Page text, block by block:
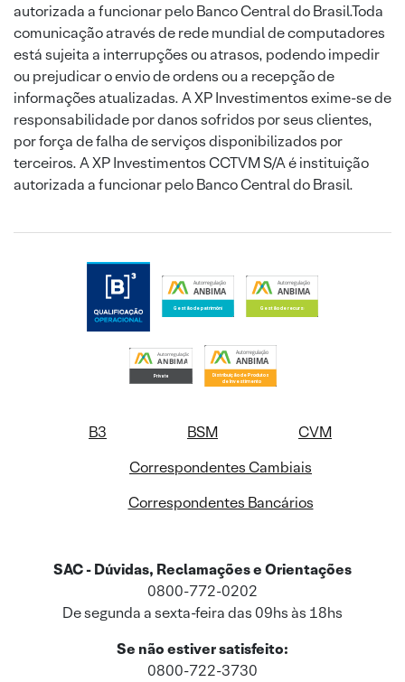
autorizada a funcionar pelo Banco Central do Brasil.Toda
comunicação através de rede mundial de computadores
está sujeita a interrupções ou atrasos, podendo impedir
ou prejudicar o envio de ordens ou a recepção de
informações atualizadas. A XP Investimentos exime-se de
responsabilidade por danos sofridos por seus clientes,
por força de falha de serviços disponibilizados por
terceiros. A XP Investimentos CCTVM S/A é instituição
autorizada a funcionar pelo Banco Central do Brasil.
B3 BSM
CVM
Correspondentes Cambiais
Correspondentes Bancários
SAC - Dúvidas, Reclamações e Orientações
0800-772-0202
De segunda a sexta-feira das 09hs às 18hs
Se não estiver satisfeito:
0800-722-3730